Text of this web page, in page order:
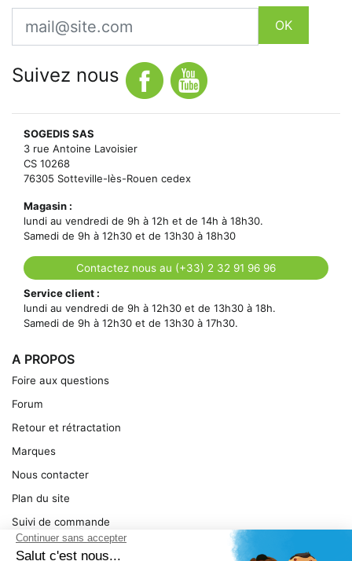
Email
OK
Suivez nous
SOGEDIS SAS
3 rue Antoine Lavoisier
CS 10268
76305 Sotteville-lès-Rouen cedex
Magasin :
lundi au vendredi de 9h à 12h et de 14h à 18h30.
Samedi de 9h à 12h30 et de 13h30 à 18h30
Contactez nous au (+33) 2 32 91 96 96
Service client :
lundi au vendredi de 9h à 12h30 et de 13h30 à 18h.
Samedi de 9h à 12h30 et de 13h30 à 17h30.
A PROPOS
Foire aux questions
Forum
Retour et rétractation
Marques
Nous contacter
Plan du site
Suivi de commande
Ma facture